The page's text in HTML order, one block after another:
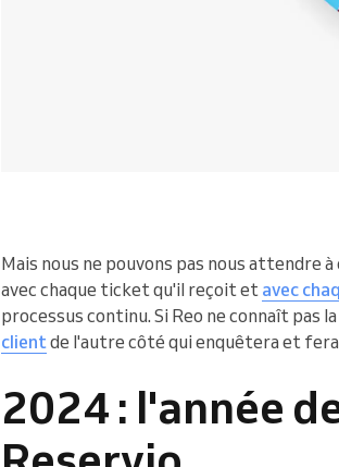
Mais nous ne pouvons pas nous attendre
avec chaque ticket qu'il reçoit et avec
processus continu. Si Reo ne connaît pas
clientde l'autre côté qui enquêtera et
2024 : l'année